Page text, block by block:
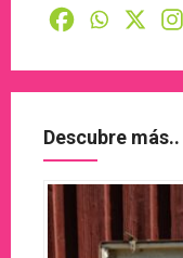
Descubre más..